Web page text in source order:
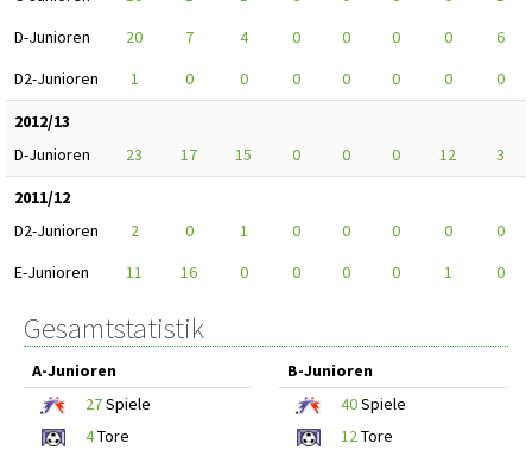
D-Junioren
20 7 4 0 0 0 0
6
D2-Junioren
1 0 0 0 0 0 0
0
2012/13
D-Junioren
23 17 15 0 0 0 12
3
2011/12
D2-Junioren
2 0 1 0 0 0 0
0
E-Junioren
11 16 0 0 0 0 1 0
Gesamtstatistik
A-Junioren
27Spiele
4Tore
B-Junioren
40Spiele
12Tore